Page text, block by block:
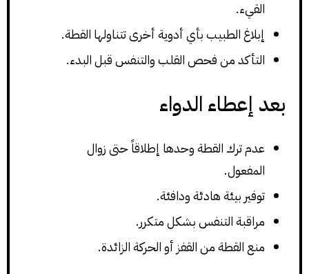
القيء.
إبلاغ الطبيب بأي أدوية أخرى تتناولها القطة.
التأكد من فحص القلب والتنفس قبل البدء.
بعد إعطاء الدواء
عدم ترك القطة وحدها إطلاقاً حتى زوال
المفعول.
توفير بيئة هادئة ودافئة.
مراقبة التنفس بشكل متكرر.
منع القطة من القفز أو الحركة الزائدة.